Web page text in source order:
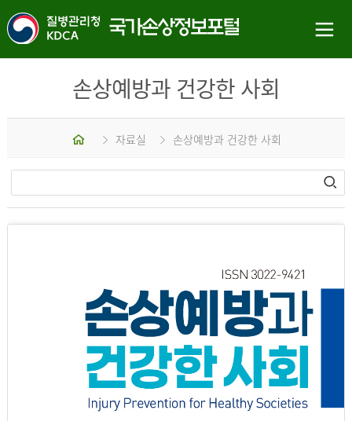
손상예방과 건강한 사회
홈 자료실 손상예방과 건강한 사회